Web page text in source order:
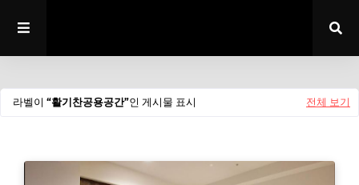
라벨이 활기찬공용공간 인 게시물 표시 전체 보기